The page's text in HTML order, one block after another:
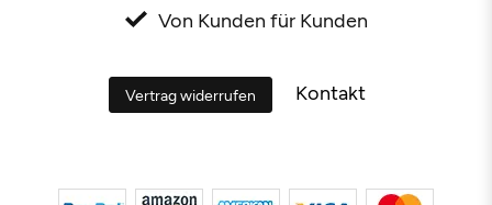
Von Kunden für Kunden
Vertrag widerrufen Kontakt